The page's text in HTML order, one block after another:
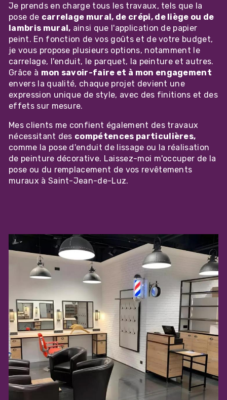
Je prends en charge tous les travaux, tels que la
pose de carrelage mural, de crépi, de liège ou de
lambris mural, ainsi que l'application de papier
peint. En fonction de vos goûts et de votre budget,
je vous propose plusieurs options, notamment le
carrelage, l'enduit, le parquet, la peinture et autres.
Grâce à mon savoir-faire et à mon engagement
envers la qualité, chaque projet devient une
expression unique de style, avec des finitions et des
effets sur mesure.
Mes clients me confient également des travaux
nécessitant des compétences particulières,
comme la pose d'enduit de lissage ou la réalisation
de peinture décorative. Laissez-moi m'occuper de la
pose ou du remplacement de vos revêtements
muraux à Saint-Jean-de-Luz.